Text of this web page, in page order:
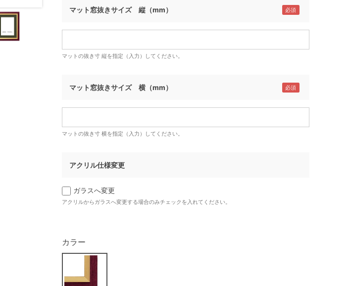
マット窓抜きサイズ 縦（mm）
マットの抜き寸 縦を指定（入力）してください。
マット窓抜きサイズ 横（mm）
マットの抜き寸 横を指定（入力）してください。
アクリル仕様変更
ガラスへ変更
アクリルからガラスへ変更する場合のみチェックを入れてください。
カラー